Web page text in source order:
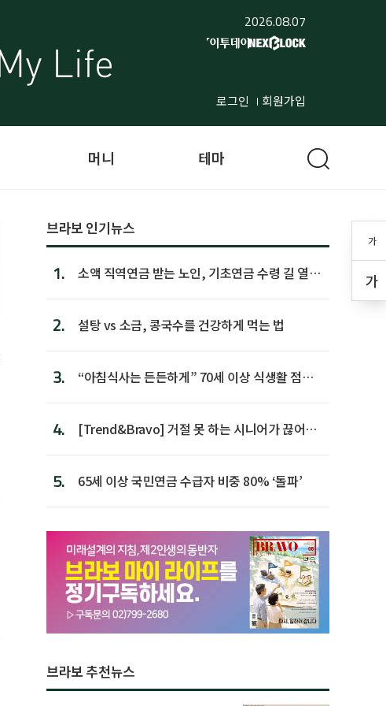
2026.08.07
로그인 회원가입
가
가
머니 테마
브라보 인기뉴스
1.
소액 직역연금 받는 노인, 기초연금 수령 길 열린
2. 설탕 vs 소금, 콩국수를 건강하게 먹는 법
3.
“아침식사는 든든하게” 70세 이상 식생활 점수
4.
[Trend&Bravo] 거절 못 하는 시니어가 끊어야
5. 65세 이상 국민연금 수급자 비중 80% ‘돌파’
브라보 추천뉴스